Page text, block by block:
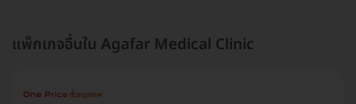
แพ็กเกจอื่นใน Agafar Medical Clinic